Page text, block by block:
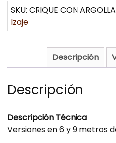
SKU: CRIQUE CON ARGOLLA
Izaje
Descripción
Descripción
Descripción Técnica
Versiones en 6 y 9 metros